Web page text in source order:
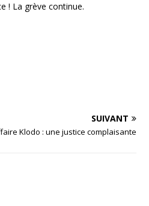
! La grève continue.
SUIVANT
Klodo : une justice complaisante